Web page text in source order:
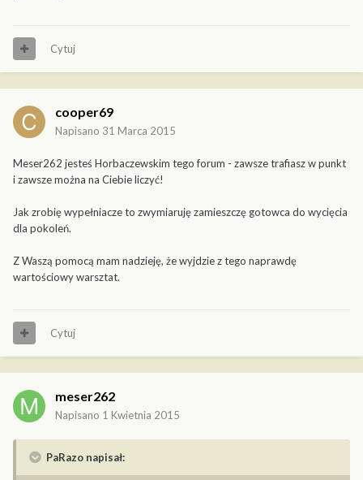
Cytuj
cooper69
Napisano 31 Marca 2015
Meser262 jesteś Horbaczewskim tego forum - zawsze trafiasz w punkt
i zawsze można na Ciebie liczyć!
Jak zrobię wypełniacze to zwymiaruję zamieszczę gotowca do wycięcia
dla pokoleń.
Z Waszą pomocą mam nadzieję, że wyjdzie z tego naprawdę
wartościowy warsztat.
Cytuj
meser262
Napisano 1 Kwietnia 2015
PaRazo napisał: